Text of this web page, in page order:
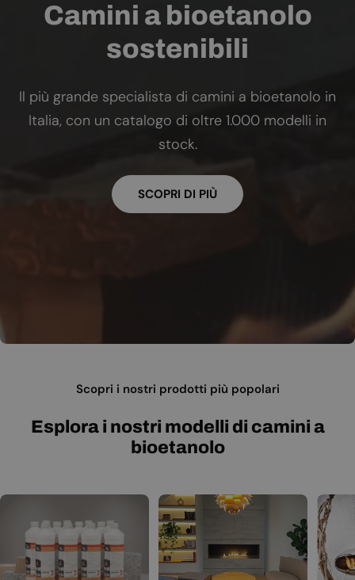
Camini a bioetanolo
sostenibili
Il più grande specialista di camini a bioetanolo in
Italia, con un catalogo di oltre 1.000 modelli in
stock.
SCOPRI DI PIÙ
Scopri i nostri prodotti più popolari
Esplora i nostri modelli di camini a
bioetanolo